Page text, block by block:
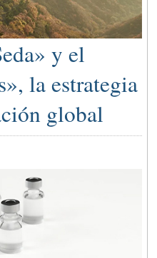
y el
la estrategia
global